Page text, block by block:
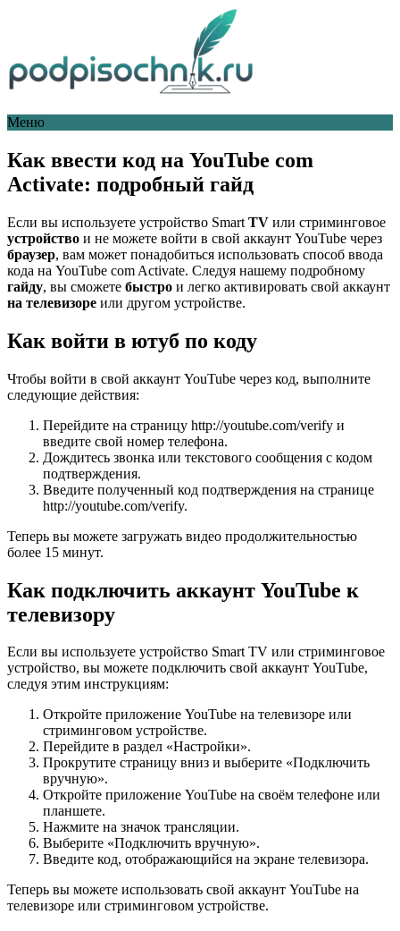
Меню
Как ввести код на YouTube com
Activate: подробный гайд
Если вы используете устройство Smart TV или стриминговое
устройство и не можете войти в свой аккаунт YouTube через
браузер, вам может понадобиться использовать способ ввода
кода на YouTube com Activate. Следуя нашему подробному
гайду, вы сможете быстро и легко активировать свой аккаунт
на телевизоре или другом устройстве.
Как войти в ютуб по коду
Чтобы войти в свой аккаунт YouTube через код, выполните
следующие действия:
Перейдите на страницу http://youtube.com/verify и
введите свой номер телефона.
Дождитесь звонка или текстового сообщения с кодом
подтверждения.
Введите полученный код подтверждения на странице
http://youtube.com/verify.
Теперь вы можете загружать видео продолжительностью
более 15 минут.
Как подключить аккаунт YouTube к
телевизору
Если вы используете устройство Smart TV или стриминговое
устройство, вы можете подключить свой аккаунт YouTube,
следуя этим инструкциям:
Откройте приложение YouTube на телевизоре или
стриминговом устройстве.
Перейдите в раздел «Настройки».
Прокрутите страницу вниз и выберите «Подключить
вручную».
Откройте приложение YouTube на своём телефоне или
планшете.
Нажмите на значок трансляции.
Выберите «Подключить вручную».
Введите код, отображающийся на экране телевизора.
Теперь вы можете использовать свой аккаунт YouTube на
телевизоре или стриминговом устройстве.